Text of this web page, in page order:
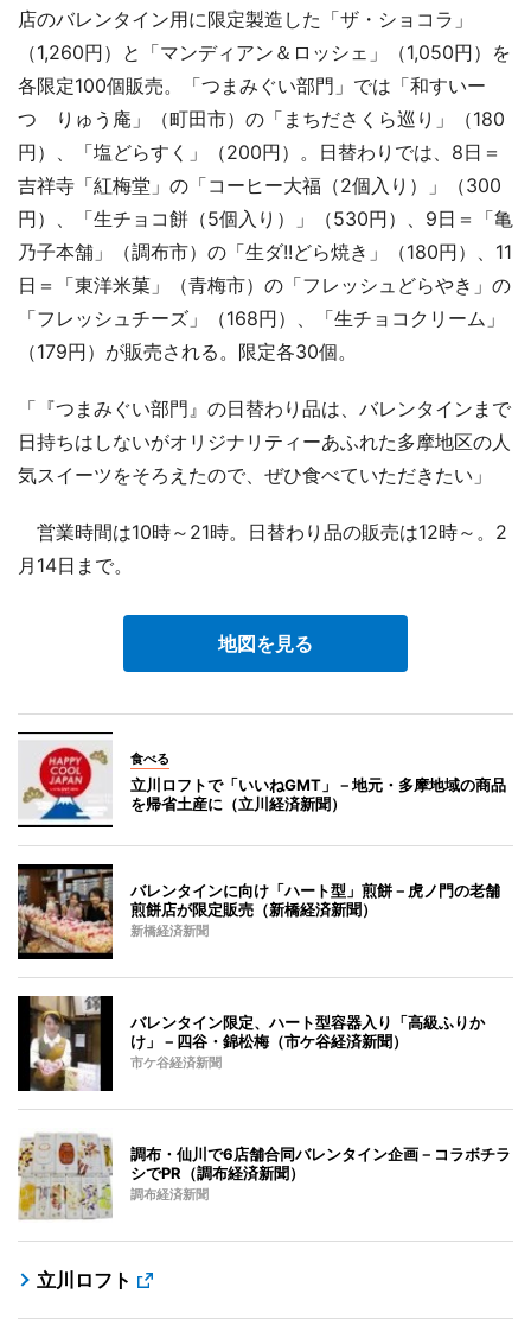
店のバレンタイン用に限定製造した「ザ・ショコラ」
（1,260円）と「マンディアン＆ロッシェ」（1,050円）を
各限定100個販売。「つまみぐい部門」では「和すいー
つ りゅう庵」（町田市）の「まちださくら巡り」（180
円）、「塩どらすく」（200円）。日替わりでは、8日＝
吉祥寺「紅梅堂」の「コーヒー大福（2個入り）」（300
円）、「生チョコ餅（5個入り）」（530円）、9日＝「亀
乃子本舗」（調布市）の「生ダ!!どら焼き」（180円）、11
日＝「東洋米菓」（青梅市）の「フレッシュどらやき」の
「フレッシュチーズ」（168円）、「生チョコクリーム」
（179円）が販売される。限定各30個。
「『つまみぐい部門』の日替わり品は、バレンタインまで
日持ちはしないがオリジナリティーあふれた多摩地区の人
気スイーツをそろえたので、ぜひ食べていただきたい」
営業時間は10時～21時。日替わり品の販売は12時～。2
月14日まで。
地図を見る
食べる
立川ロフトで「いいねGMT」－地元・多摩地域の商品
を帰省土産に（立川経済新聞）
バレンタインに向け「ハート型」煎餅－虎ノ門の老舗
煎餅店が限定販売（新橋経済新聞）
新橋経済新聞
バレンタイン限定、ハート型容器入り「高級ふりか
け」－四谷・錦松梅（市ケ谷経済新聞）
市ケ谷経済新聞
調布・仙川で6店舗合同バレンタイン企画－コラボチラ
シでPR（調布経済新聞）
調布経済新聞
立川ロフト